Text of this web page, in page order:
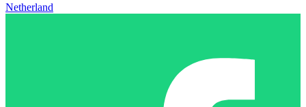
Netherland